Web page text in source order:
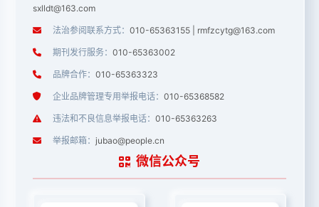
sxlldt@163.com
法治参阅联系方式： 010-65363155 | rmfzcytg@163.com
期刊发行服务： 010-65363002
品牌合作： 010-65363323
企业品牌管理专用举报电话： 010-65368582
违法和不良信息举报电话： 010-65363263
举报邮箱： jubao@people.cn
微信公众号